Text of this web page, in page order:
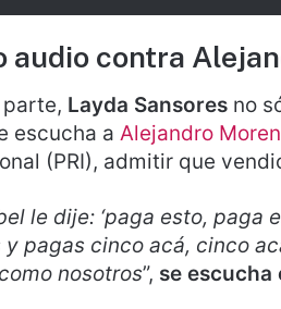
audio contra
Layda Sansores no
escucha a Alejandro
(PRI), admitir que
le dije: ‘paga esto, paga
y pagas cinco acá, cinco
nosotros”, se escucha